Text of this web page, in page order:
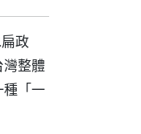
政
灣整體
種「一